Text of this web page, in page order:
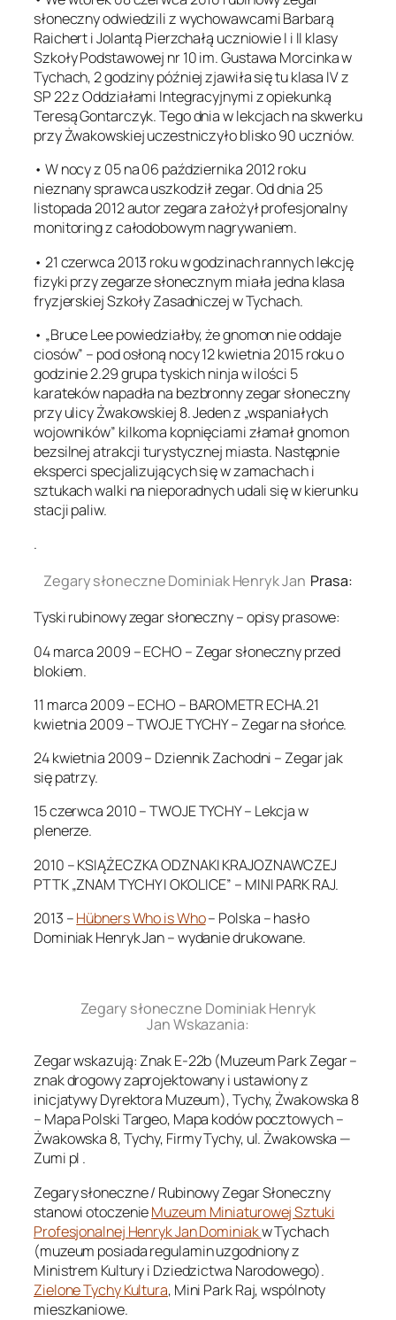
słoneczny odwiedzili z wychowawcami Barbarą
Raichert i Jolantą Pierzchałą uczniowie I i II klasy
Szkoły Podstawowej nr 10 im. Gustawa Morcinka w
Tychach, 2 godziny później zjawiła się tu klasa IV z
SP 22 z Oddziałami Integracyjnymi z opiekunką
Teresą Gontarczyk. Tego dnia w lekcjach na skwerku
przy Żwakowskiej uczestniczyło blisko 90 uczniów.
• W nocy z 05 na 06 października 2012 roku
nieznany sprawca uszkodził zegar. Od dnia 25
listopada 2012 autor zegara założył profesjonalny
monitoring z całodobowym nagrywaniem.
• 21 czerwca 2013 roku w godzinach rannych lekcję
fizyki przy zegarze słonecznym miała jedna klasa
fryzjerskiej Szkoły Zasadniczej w Tychach.
• „Bruce Lee powiedziałby, że gnomon nie oddaje
ciosów” – pod osłoną nocy 12 kwietnia 2015 roku o
godzinie 2.29 grupa tyskich ninja w ilości 5
karateków napadła na bezbronny zegar słoneczny
przy ulicy Żwakowskiej 8. Jeden z „wspaniałych
wojowników” kilkoma kopnięciami złamał gnomon
bezsilnej atrakcji turystycznej miasta. Następnie
eksperci specjalizujących się w zamachach i
sztukach walki na nieporadnych udali się w kierunku
stacji paliw.
.
Zegary słoneczne Dominiak Henryk Jan Prasa:
Tyski rubinowy zegar słoneczny – opisy prasowe:
04 marca 2009 – ECHO – Zegar słoneczny przed
blokiem.
11 marca 2009 – ECHO – BAROMETR ECHA.21
kwietnia 2009 – TWOJE TYCHY – Zegar na słońce.
24 kwietnia 2009 – Dziennik Zachodni – Zegar jak
się patrzy.
15 czerwca 2010 – TWOJE TYCHY – Lekcja w
plenerze.
2010 – KSIĄŻECZKA ODZNAKI KRAJOZNAWCZEJ
PTTK „ZNAM TYCHY I OKOLICE” – MINI PARK RAJ.
2013 –Hübners Who is Who– Polska – hasło
Dominiak Henryk Jan – wydanie drukowane.
Zegary słoneczne Dominiak Henryk
Jan Wskazania:
Zegar wskazują: Znak E-22b (Muzeum Park Zegar –
znak drogowy zaprojektowany i ustawiony z
inicjatywy Dyrektora Muzeum), Tychy, Żwakowska 8
– Mapa Polski Targeo, Mapa kodów pocztowych –
Żwakowska 8, Tychy, Firmy Tychy, ul. Żwakowska —
Zumi pl .
Zegary słoneczne / Rubinowy Zegar Słoneczny
stanowi otoczenieMuzeum Miniaturowej Sztuki
Profesjonalnej Henryk Jan Dominiakw Tychach
(muzeum posiada regulamin uzgodniony z
Ministrem Kultury i Dziedzictwa Narodowego).
Zielone Tychy Kultura, Mini Park Raj, wspólnoty
mieszkaniowe.